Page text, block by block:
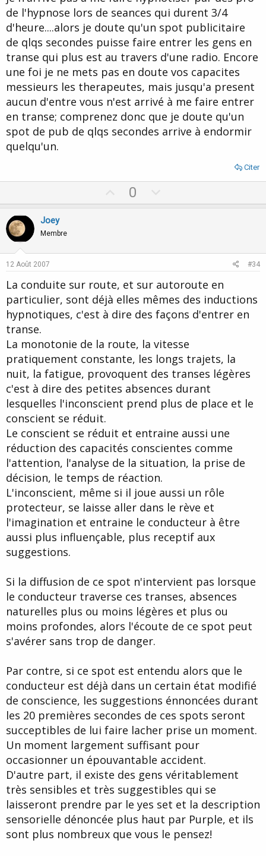
de l'hypnose lors de seances qui durent 3/4
d'heure....alors je doute qu'un spot publicitaire
de qlqs secondes puisse faire entrer les gens en
transe qui plus est au travers d'une radio. Encore
une foi je ne mets pas en doute vos capacites
messieurs les therapeutes, mais jusqu'a present
aucun d'entre vous n'est arrivé à me faire entrer
en transe; comprenez donc que je doute qu'un
spot de pub de qlqs secondes arrive à endormir
quelqu'un.
Citer
p
t
0
o
v
e
Joey
Membre
12 Août 2007 #34
La conduite sur route, et sur autoroute en
particulier, sont déjà elles mêmes des inductions
hypnotiques, c'est à dire des façons d'entrer en
transe.
La monotonie de la route, la vitesse
pratiquement constante, les longs trajets, la
nuit, la fatigue, provoquent des transes légères
c'est à dire des petites absences durant
lesquelles l'inconscient prend plus de place et le
conscient se réduit.
Le conscient se réduit et entraine aussi une
réduction des capacités conscientes comme
l'attention, l'analyse de la situation, la prise de
décision, le temps de réaction.
L'inconscient, même si il joue aussi un rôle
protecteur, se laisse aller dans le rève et
l'imagination et entraine le conducteur à être
aussi plus influençable, plus receptif aux
suggestions.
Si la diffusion de ce spot n'intervient pas lorsque
le conducteur traverse ces transes, absences
naturelles plus ou moins légères et plus ou
moins profondes, alors l'écoute de ce spot peut
s'avérer sans trop de danger.
Par contre, si ce spot est entendu alors que le
conducteur est déjà dans un certain état modifié
de conscience, les suggestions énnoncées durant
les 20 premières secondes de ces spots seront
succeptibles de lui faire lacher prise un moment.
Un moment largement suffisant pour
occasionner un épouvantable accident.
D'autre part, il existe des gens véritablement
très sensibles et très suggestibles qui se
laisseront prendre par le yes set et la description
sensorielle dénoncée plus haut par Purple, et ils
sont plus nombreux que vous le pensez!